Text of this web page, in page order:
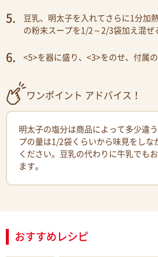
豆乳、明太子を入れてさらに1分加
の粉末スープを1/2～2/3袋加え混ぜ
<5>を器に盛り、<3>をのせ、付属
ワンポイント アドバイス！
明太子の塩分は商品によって多少違
プの量は1/2袋くらいから味見をしな
ください。豆乳の代わりに牛乳でも
ます。
おすすめレシピ